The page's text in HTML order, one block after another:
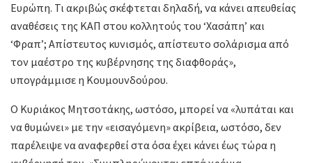
Ευρώπη. Τι ακριβώς σκέφτεται δηλαδή, να κάνει απευθείας
αναθέσεις της ΚΑΠ στου κολλητούς του ‘Χασάπη’ και
‘Φραπ’; Απίστευτος κυνισμός, απίστευτο σολάρισμα από
τον μαέστρο της κυβέρνησης της διαφθοράς»,
υπογράμμισε η Κουμουνδούρου.
Ο Κυριάκος Μητσοτάκης, ωστόσο, μπορεί να «λυπάται και
να θυμώνει» με την «εισαγόμενη» ακρίβεια, ωστόσο, δεν
παρέλειψε να αναφερθεί στα όσα έχει κάνει έως τώρα η